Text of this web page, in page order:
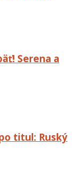
Serena a
titul: Ruský